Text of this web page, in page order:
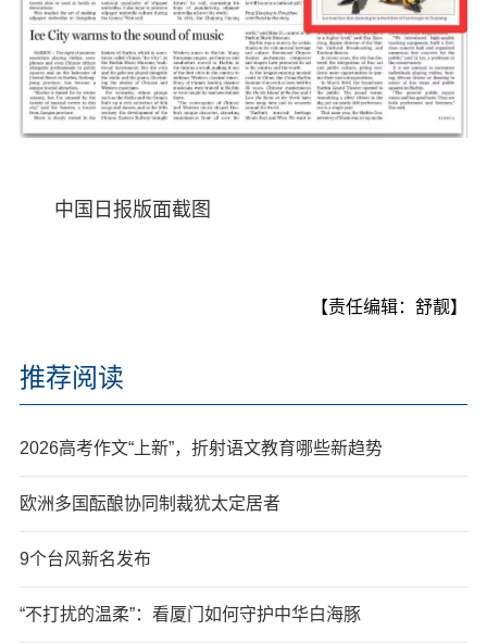
中国日报版面截图
【责任编辑：舒靓】
推荐阅读
2026高考作文“上新”，折射语文教育哪些新趋势
欧洲多国酝酿协同制裁犹太定居者
9个台风新名发布
“不打扰的温柔”：看厦门如何守护中华白海豚